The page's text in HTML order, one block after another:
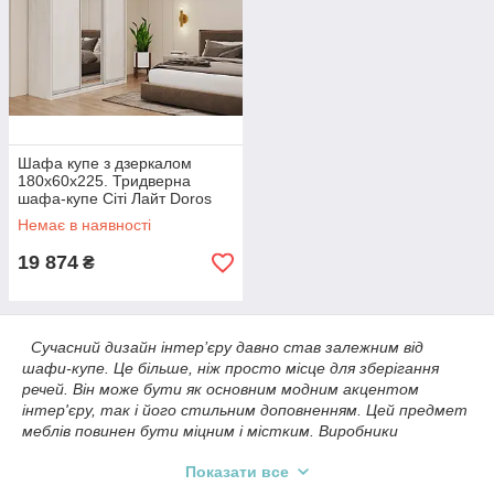
Шафа купе з дзеркалом
180х60х225. Тридверна
шафа-купе Сіті Лайт Doros
Біле дерево 2 ДСП / 1
Дзеркало
Немає в наявності
19 874 ₴
Сучасний дизайн інтер’єру давно став залежним від
шафи-купе. Це більше, ніж просто місце для зберігання
речей. Він може бути як основним модним акцентом
інтер'єру, так і його стильним доповненням. Цей предмет
меблів повинен бути міцним і містким. Виробники
робить вибір досить широким. Давайте ж ретельніше
Показати все